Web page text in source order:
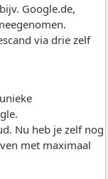
Google.de,
via drie zelf
Nu heb je zelf nog
met maximaal